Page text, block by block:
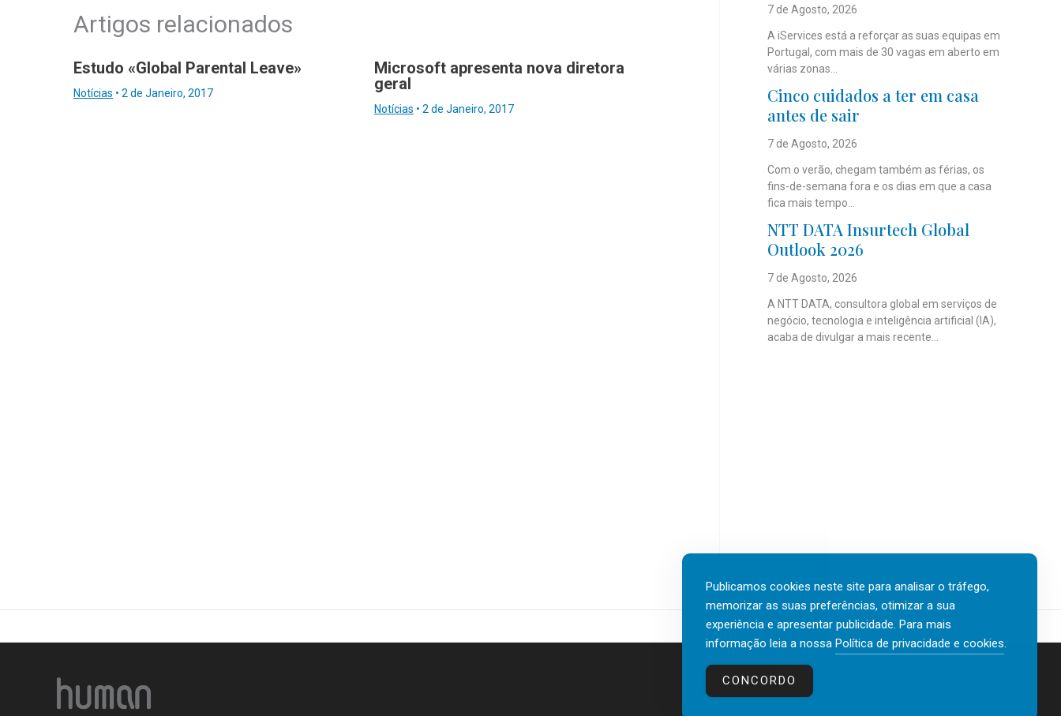
Artigos relacionados
Estudo «Global Parental Leave»
Notícias • 2 de Janeiro, 2017
Microsoft apresenta nova diretora
geral
Notícias • 2 de Janeiro, 2017
7 de Agosto, 2026
A iServices está a reforçar as suas equipas em
Portugal, com mais de 30 vagas em aberto em
várias zonas...
Cinco cuidados a ter em casa
antes de sair
7 de Agosto, 2026
Com o verão, chegam também as férias, os
fins-de-semana fora e os dias em que a casa
fica mais tempo...
NTT DATA Insurtech Global
Outlook 2026
7 de Agosto, 2026
A NTT DATA, consultora global em serviços de
negócio, tecnologia e inteligência artificial (IA),
acaba de divulgar a mais recente...
Contactos
Publicamos cookies neste site para analisar o tráfego,
memorizar as suas preferências, otimizar a sua
experiência e apresentar publicidade. Para mais
informação leia a nossa Política de privacidade e cookies.
CONCORDO